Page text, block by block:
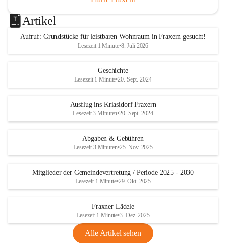
Artikel
Aufruf: Grundstücke für leistbaren Wohnraum in Fraxern gesucht!
Lesezeit 1 Minute•8. Juli 2026
Geschichte
Lesezeit 1 Minute•20. Sept. 2024
Ausflug ins Kriasidorf Fraxern
Lesezeit 3 Minuten•20. Sept. 2024
Abgaben & Gebühren
Lesezeit 3 Minuten•25. Nov. 2025
Mitglieder der Gemeindevertretung / Periode 2025 - 2030
Lesezeit 1 Minute•29. Okt. 2025
Fraxner Lädele
Lesezeit 1 Minute•3. Dez. 2025
Alle Artikel sehen